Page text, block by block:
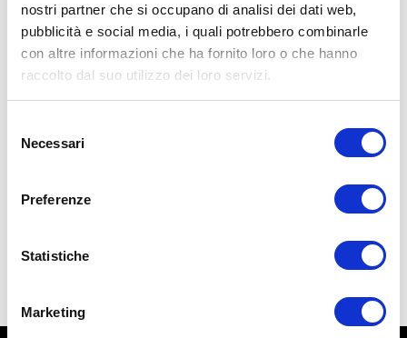
nostri partner che si occupano di analisi dei dati web,
pubblicità e social media, i quali potrebbero combinarle
con altre informazioni che ha fornito loro o che hanno
raccolto dal suo utilizzo dei loro servizi.
delNecessari
Preferenze
Statistiche
Marketing
57,00€